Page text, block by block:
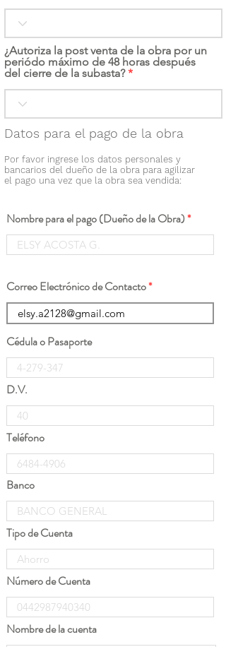
¿Autoriza la post venta de la obra por un
periódo máximo de 48 horas después
del cierre de la subasta?
Datos para el pago de la obra
Por favor ingrese los datos personales y
bancarios del dueño de la obra para agilizar
el pago una vez que la obra sea vendida:
Nombre para el pago (Dueño de la Obra)
Correo Electrónico de Contacto
Cédula o Pasaporte
D.V.
Teléfono
Banco
Tipo de Cuenta
Número de Cuenta
Nombre de la cuenta